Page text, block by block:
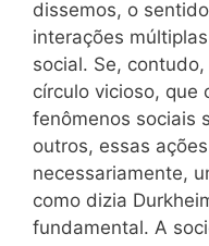
dissemos, o
interações
social. Se,
círculo vicioso, que
fenômenos sociais
outros, essas
necessariamente,
como dizia
fundamental. A